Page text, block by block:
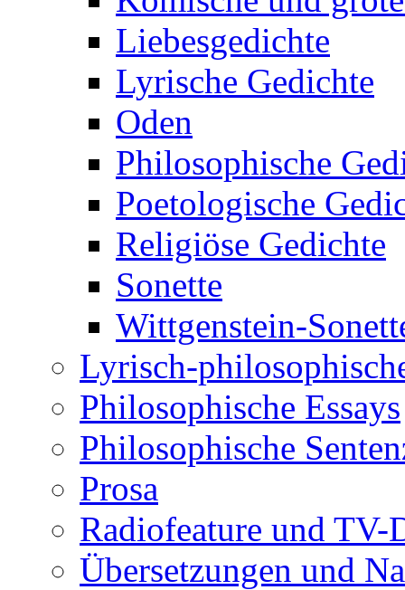
Liebesgedichte
Lyrische Gedichte
Oden
Philosophische
Poetologische
Religiöse Gedichte
Sonette
Wittgenstein-
Lyrisch-
Philosophische Essays
Philosophische
Prosa
Radiofeature und TV-
Übersetzungen und